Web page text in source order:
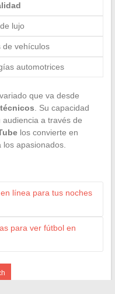
lujo
de vehículos
automotrices
que va desde
. Su capacidad
a través de
los convierte en
los apasionados.
línea para tus noches
para ver fútbol en